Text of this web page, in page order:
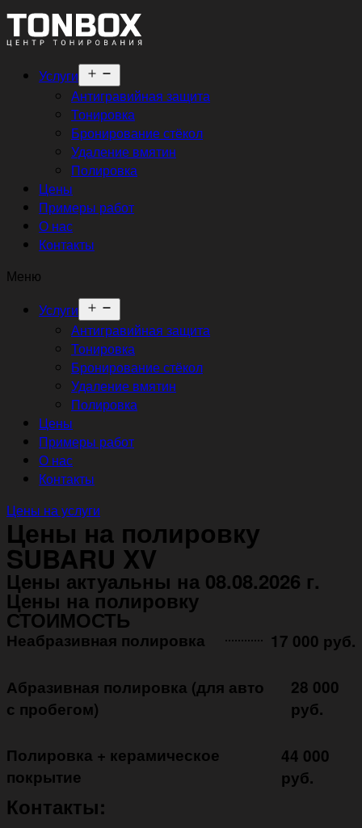
Услуги
меню
Антигравийная защита
Тонировка
Бронирование стёкол
Удаление вмятин
Полировка
Цены
Примеры работ
О нас
Контакты
Меню
Услуги
меню
Антигравийная защита
Тонировка
Бронирование стёкол
Удаление вмятин
Полировка
Цены
Примеры работ
О нас
Контакты
Цены на услуги
Цены на полировку
SUBARU XV
Цены актуальны на 08.08.2026 г.
Цены на полировку
СТОИМОСТЬ
Неабразивная полировка ㅤㅤㅤㅤ ㅤㅤㅤㅤ ㅤㅤㅤ 17 000 руб.
Абразивная полировка (для авто
с пробегом)
28 000
руб.
Полировка + керамическое
покрытие ㅤㅤㅤㅤㅤ
44 000
руб.
Контакты: